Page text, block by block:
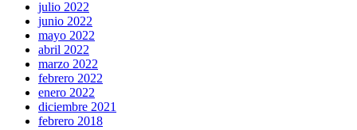
julio 2022
junio 2022
mayo 2022
abril 2022
marzo 2022
febrero 2022
enero 2022
diciembre 2021
febrero 2018